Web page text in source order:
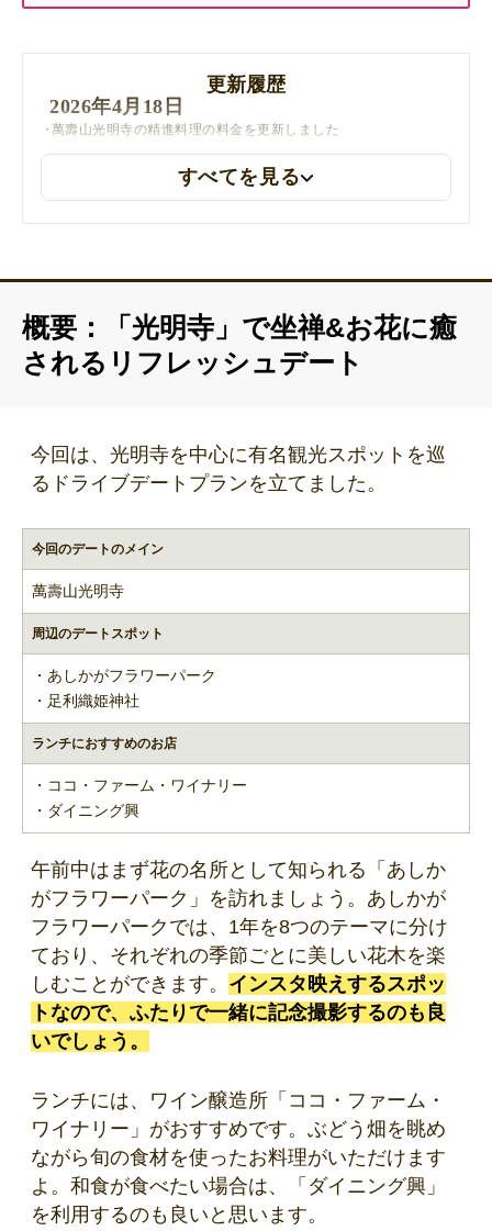
更新履歴
2026年4月18日
萬壽山光明寺の精進料理の料金を更新しました
すべてを見る
概要：「光明寺」で坐禅&お花に癒
されるリフレッシュデート
今回は、光明寺を中心に有名観光スポットを巡
るドライブデートプランを立てました。
今回のデートのメイン
萬壽山光明寺
周辺のデートスポット
・あしかがフラワーパーク
・足利織姫神社
ランチにおすすめのお店
・ココ・ファーム・ワイナリー
・ダイニング興
午前中はまず花の名所として知られる「あしか
がフラワーパーク」を訪れましょう。あしかが
フラワーパークでは、1年を8つのテーマに分け
ており、それぞれの季節ごとに美しい花木を楽
しむことができます。 インスタ映えするスポッ
トなので、ふたりで一緒に記念撮影するのも良
いでしょう。
ランチには、ワイン醸造所「ココ・ファーム・
ワイナリー」がおすすめです。ぶどう畑を眺め
ながら旬の食材を使ったお料理がいただけます
よ。和食が食べたい場合は、「ダイニング興」
を利用するのも良いと思います。